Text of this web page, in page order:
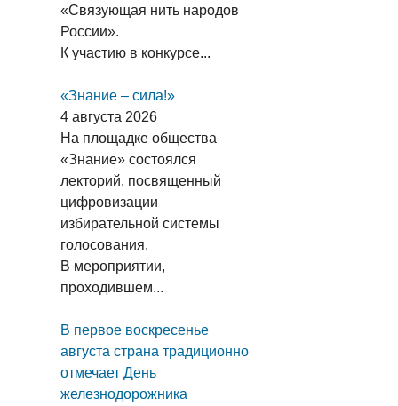
«Связующая нить народов
России».
К участию в конкурсе...
«Знание – сила!»
4 августа 2026
На площадке общества
«Знание» состоялся
лекторий, посвященный
цифровизации
избирательной системы
голосования.
В мероприятии,
проходившем...
В первое воскресенье
августа страна традиционно
отмечает День
железнодорожника